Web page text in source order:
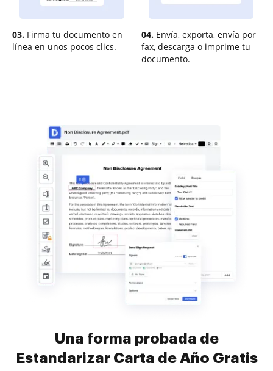
03. Firma tu documento en
línea en unos pocos clics.
04. Envía, exporta, envía por
fax, descarga o imprime tu
documento.
Una forma probada de
Estandarizar Carta de Año Gratis